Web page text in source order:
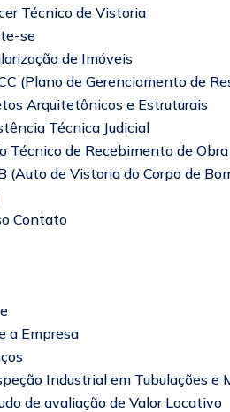
Técnico de Vistoria
se
de Imóveis
(Plano de Gerenciamento de
Arquitetônicos e Estruturais
Técnica Judicial
Técnico de Recebimento de
(Auto de Vistoria do Corpo de
Contato
a Empresa
Industrial em Tubulações e
de avaliação de Valor Locativo